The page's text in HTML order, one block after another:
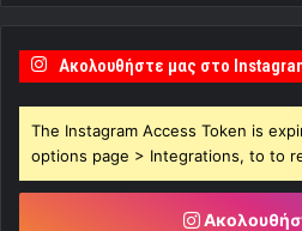
Ακολουθήστε μας στο
The Instagram Access Token is
options page > Integrations, to to